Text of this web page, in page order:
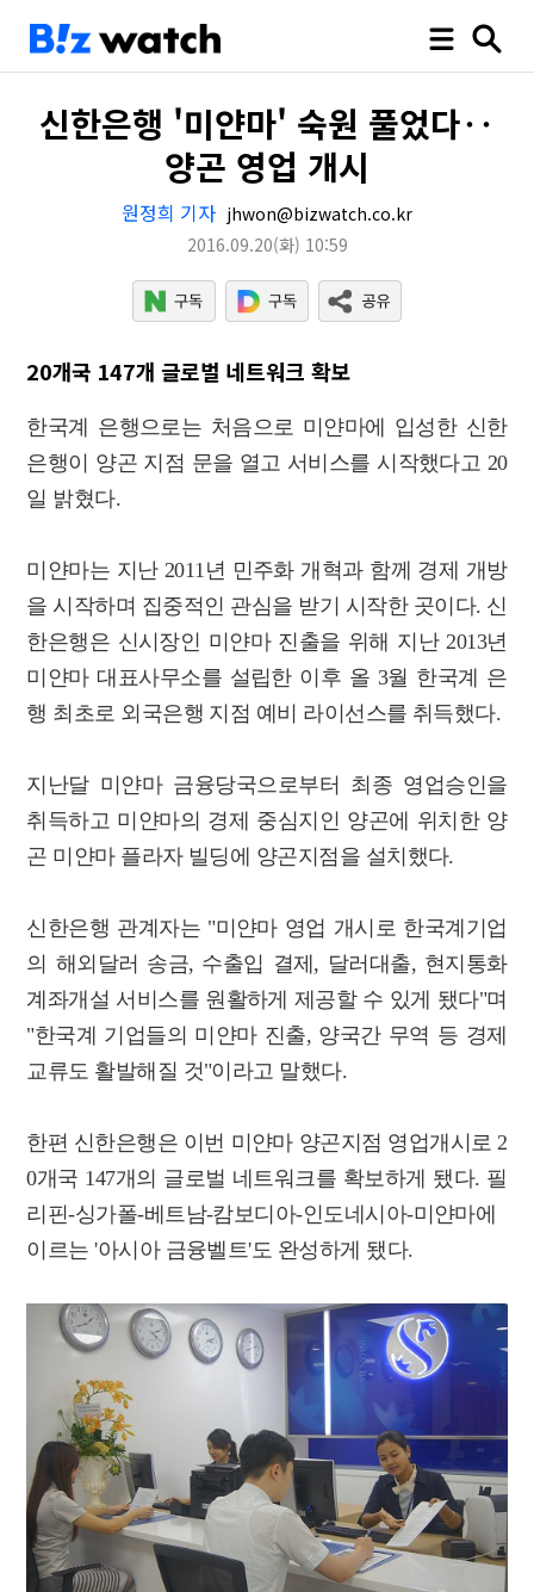
신한은행 '미얀마' 숙원 풀었다‥
양곤 영업 개시
원정희 기자 jhwon@bizwatch.co.kr
2016.09.20(화) 10:59
20개국 147개 글로벌 네트워크 확보
한국계 은행으로는 처음으로 미얀마에 입성한 신한
은행이 양곤 지점 문을 열고 서비스를 시작했다고 20
일 밝혔다.
미얀마는 지난 2011년 민주화 개혁과 함께 경제 개방
을 시작하며 집중적인 관심을 받기 시작한 곳이다. 신
한은행은 신시장인 미얀마 진출을 위해 지난 2013년
미얀마 대표사무소를 설립한 이후 올 3월 한국계 은
행 최초로 외국은행 지점 예비 라이선스를 취득했다.
지난달 미얀마 금융당국으로부터 최종 영업승인을
취득하고 미얀마의 경제 중심지인 양곤에 위치한 양
곤 미얀마 플라자 빌딩에 양곤지점을 설치했다.
신한은행 관계자는 "미얀마 영업 개시로 한국계기업
의 해외달러 송금, 수출입 결제, 달러대출, 현지통화
계좌개설 서비스를 원활하게 제공할 수 있게 됐다"며
"한국계 기업들의 미얀마 진출, 양국간 무역 등 경제
교류도 활발해질 것"이라고 말했다.
한편 신한은행은 이번 미얀마 양곤지점 영업개시로 2
0개국 147개의 글로벌 네트워크를 확보하게 됐다. 필
리핀-싱가폴-베트남-캄보디아-인도네시아-미얀마에
이르는 '아시아 금융벨트'도 완성하게 됐다.